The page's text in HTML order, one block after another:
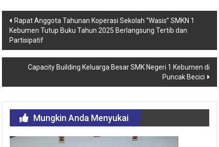
Rapat Anggota Tahunan Koperasi Sekolah “Wasis” SMKN 1
Kebumen Tutup Buku Tahun 2025 Berlangsung Tertib dan
Partisipatif
Capacity Building Keluarga Besar SMK Negeri 1 Kebumen di
Puncak Becici
Mungkin Anda Menyukai